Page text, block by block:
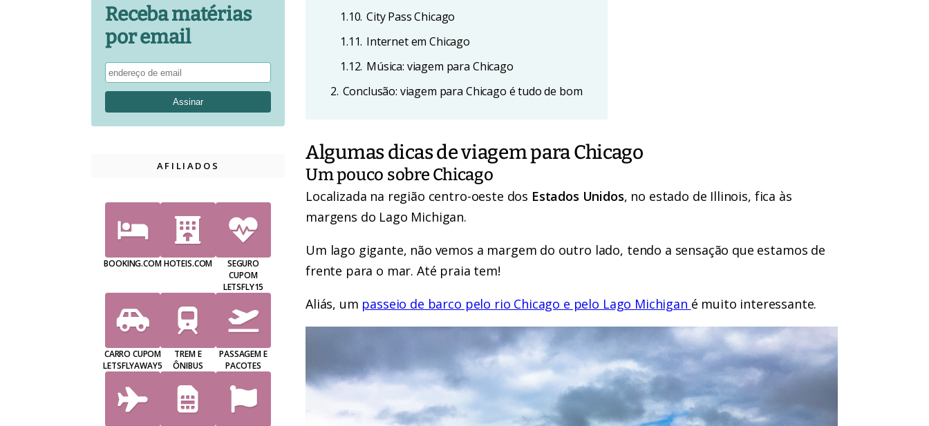
1.10. City Pass Chicago
1.11. Internet em Chicago
1.12. Música: viagem para Chicago
2. Conclusão: viagem para Chicago é tudo de bom
Algumas dicas de viagem para Chicago
Um pouco sobre Chicago
Localizada na região centro-oeste dos Estados Unidos, no estado de Illinois, fica às
margens do Lago Michigan.
Um lago gigante, não vemos a margem do outro lado, tendo a sensação que estamos de
frente para o mar. Até praia tem!
Aliás, um passeio de barco pelo rio Chicago e pelo Lago Michigan é muito interessante.
Receba matérias
por email
AFILIADOS
BOOKING.COMHOTEIS.COM
SEGURO
CUPOM
LETSFLY15
CARRO CUPOM
LETSFLYAWAY5
TREM E
ÔNIBUS
PASSAGEM E
PACOTES